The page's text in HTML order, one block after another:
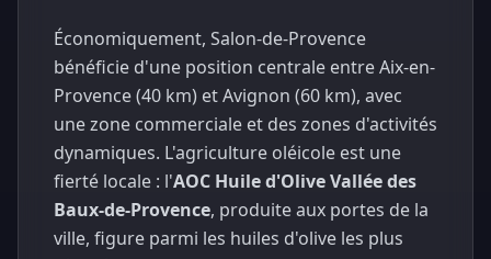
Économiquement, Salon-de-Provence
bénéficie d'une position centrale entre Aix-en-
Provence (40 km) et Avignon (60 km), avec
une zone commerciale et des zones d'activités
dynamiques. L'agriculture oléicole est une
fierté locale : l'AOC Huile d'Olive Vallée des
Baux-de-Provence, produite aux portes de la
ville, figure parmi les huiles d'olive les plus